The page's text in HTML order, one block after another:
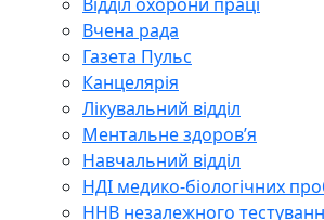
Вчена рада
Газета Пульс
Канцелярія
Лікувальний відділ
Ментальне здоров’я
Навчальний відділ
НДІ медико-біологічних
ННВ незалежного